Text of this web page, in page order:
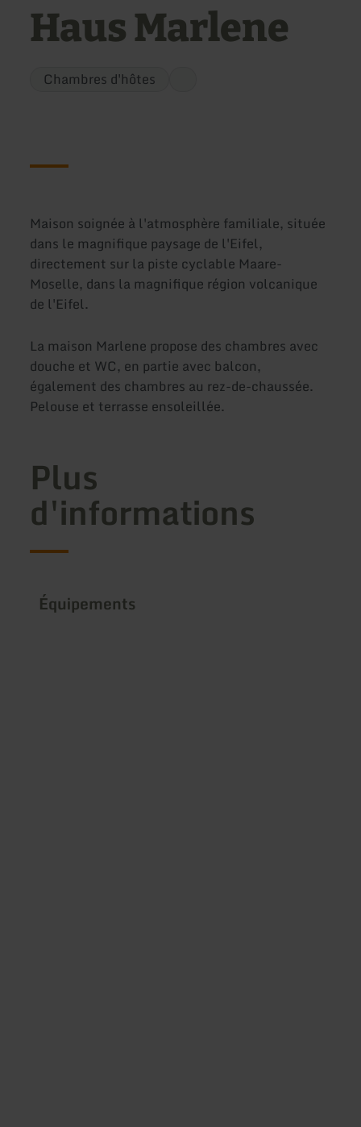
Haus Marlene
Chambres d'hôtes
Maison soignée à l'atmosphère familiale, située
dans le magnifique paysage de l'Eifel,
directement sur la piste cyclable Maare-
Moselle, dans la magnifique région volcanique
de l'Eifel.
La maison Marlene propose des chambres avec
douche et WC, en partie avec balcon,
également des chambres au rez-de-chaussée.
Pelouse et terrasse ensoleillée.
Plus
d'informations
Équipements